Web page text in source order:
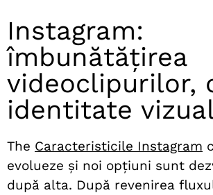
Instagram:
îmbunătățirea
videoclipurilor,
identitate
The Caracteristicile Instagram
evolueze și noi opțiuni sunt
după alta. După revenirea